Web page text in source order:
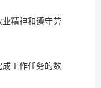
精神和遵守劳
工作任务的数